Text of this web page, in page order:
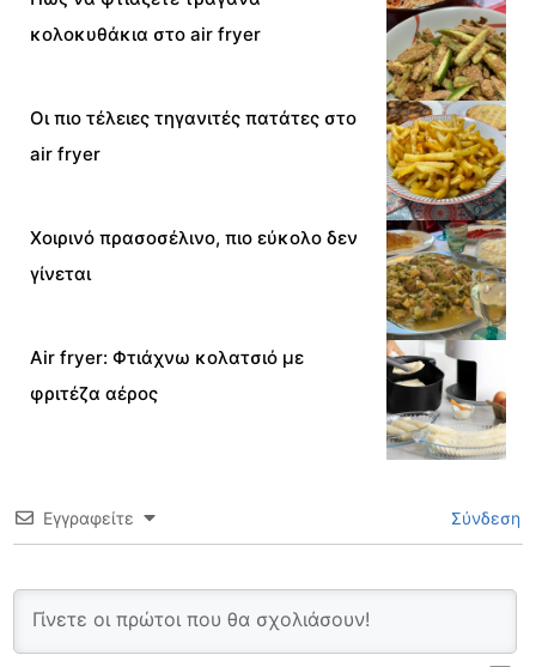
κολοκυθάκια στο air fryer
Οι πιο τέλειες τηγανιτές πατάτες στο
air fryer
Χοιρινό πρασοσέλινο, πιο εύκολο δεν
γίνεται
Air fryer: Φτιάχνω κολατσιό με
φριτέζα αέρος
Εγγραφείτε Σύνδεση